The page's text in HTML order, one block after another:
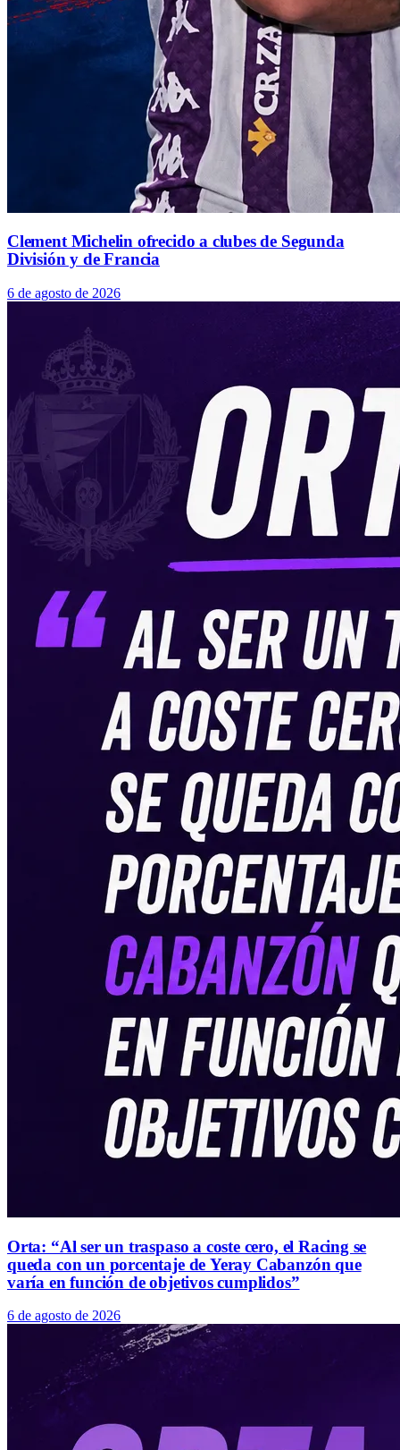
Clement Michelin ofrecido a clubes de Segunda
División y de Francia
6 de agosto de 2026
Orta: “Al ser un traspaso a coste cero, el Racing se
queda con un porcentaje de Yeray Cabanzón que
varía en función de objetivos cumplidos”
6 de agosto de 2026